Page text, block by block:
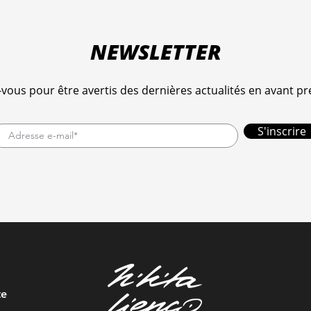
NEWSLETTER
pour être avertis des dernières actualités en avant
S'inscrire